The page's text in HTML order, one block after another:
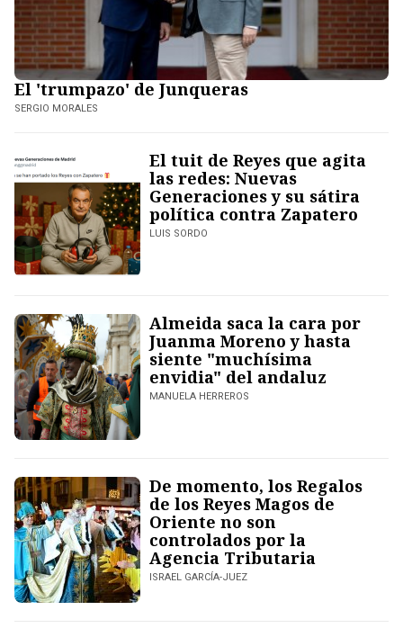
El 'trumpazo' de Junqueras
SERGIO MORALES
El tuit de Reyes que agita
las redes: Nuevas
Generaciones y su sátira
política contra Zapatero
LUIS SORDO
Almeida saca la cara por
Juanma Moreno y hasta
siente "muchísima
envidia" del andaluz
MANUELA HERREROS
De momento, los Regalos
de los Reyes Magos de
Oriente no son
controlados por la
Agencia Tributaria
ISRAEL GARCÍA-JUEZ